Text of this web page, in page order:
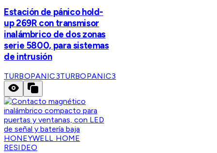
Estación de pánico hold-
up 269R con transmisor
inalámbrico de dos zonas
serie 5800, para sistemas
de intrusión
TURBOPANIC3TURBOPANIC3
HONEYWELL HOME
RESIDEO